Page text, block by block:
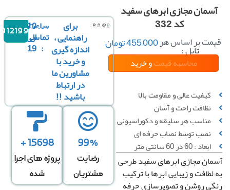
مجازی ابرهای سفید
بر اساس هر
تایل : 455,000تومان
کیفیت عالی و مقاومت بالا
نظافت راحت و آسان
مناسب هر سلیقه و دکوراسیونی
نصب توسط نصاب حرفه ای
ابعاد : 60 در 60 سانتی متر
محاسبه قیمتو خرید
↔ عرض سقف طول سقف
تعداد تایل
0
قیمت کل
0تومان
مجازی ابرهای سفید طرحی
و زیبایی ابرها با ترکیب
روشن و تصویرسازی حرفه
برای
راهنمایی ،
اندازه گیری
و خرید با
مشاورین ما
در ارتباط
باشید !!
ساعت
تماس
:
10
الی
19
09121996816
99%
رضایت
مشتریان
15698 +
پروژه های اجرا